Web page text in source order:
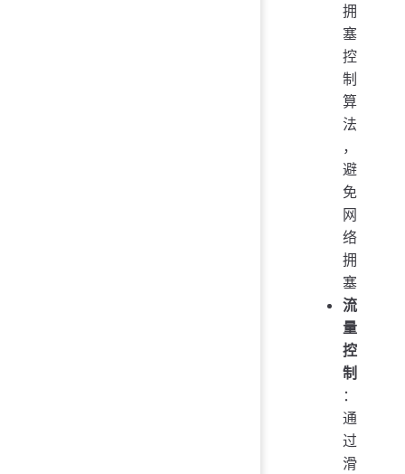
拥
塞
控
制
算
法
，
避
免
网
络
拥
塞
流
量
控
制
：
通
过
滑